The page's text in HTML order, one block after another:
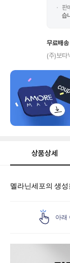
판
습
무료배송
(주)보타
상품상세
멜라닌세포의 생
아래